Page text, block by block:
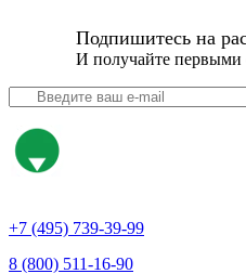
Подпишитесь на
И получайте первыми
+7 (495) 739-39-99
8 (800) 511-16-90